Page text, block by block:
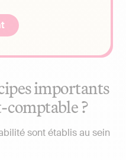
importants
?
sont établis au sein